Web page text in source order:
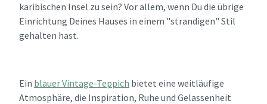
karibischen Insel zu sein? Vor allem, wenn Du die übrige
Einrichtung Deines Hauses in einem "strandigen" Stil
gehalten hast.
Ein blauer Vintage-Teppich bietet eine weitläufige
Atmosphäre, die Inspiration, Ruhe und Gelassenheit